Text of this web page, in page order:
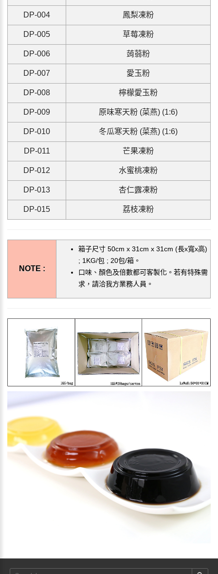
DP-004 鳳梨凍粉
DP-005 草莓凍粉
DP-006 蒟蒻粉
DP-007 愛玉粉
DP-008 檸檬愛玉粉
DP-009 原味寒天粉 (菜燕) (1:6)
DP-010 冬瓜寒天粉 (菜燕) (1:6)
DP-011 芒果凍粉
DP-012 水蜜桃凍粉
DP-013 杏仁露凍粉
DP-015 荔枝凍粉
NOTE :
箱子尺寸 50cm x 31cm x 31cm (長x寬x高)
; 1KG/包 ; 20包/箱。
口味、顏色及倍數都可客製化。若有特殊需
求，請洽我方業務人員。